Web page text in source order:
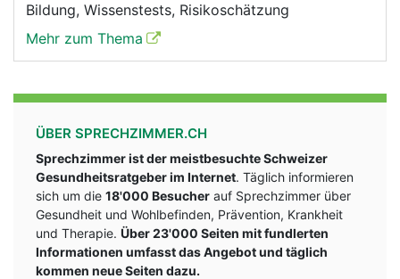
Bildung, Wissenstests, Risikoschätzung
Mehr zum Thema
ÜBER SPRECHZIMMER.CH
Sprechzimmer ist der meistbesuchte Schweizer
Gesundheitsratgeber im Internet. Täglich informieren
sich um die 18'000 Besucher auf Sprechzimmer über
Gesundheit und Wohlbefinden, Prävention, Krankheit
und Therapie. Über 23'000 Seiten mit fundlerten
Informationen umfasst das Angebot und täglich
kommen neue Seiten dazu.